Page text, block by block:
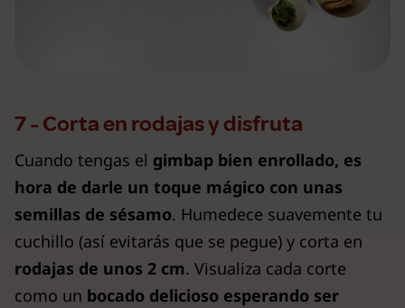
7 - Corta en rodajas y disfruta
Cuando tengas el gimbap bien enrollado, es
hora de darle un toque mágico con unas
semillas de sésamo. Humedece suavemente tu
cuchillo (así evitarás que se pegue) y corta en
rodajas de unos 2 cm. Visualiza cada corte
como un bocado delicioso esperando ser